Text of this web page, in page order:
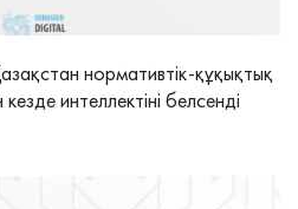
нормативтік-құқықтық
интеллектіні белсенді